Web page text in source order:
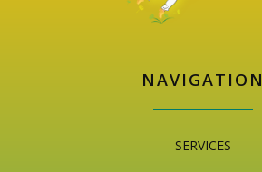
NAVIGATION
SERVICES